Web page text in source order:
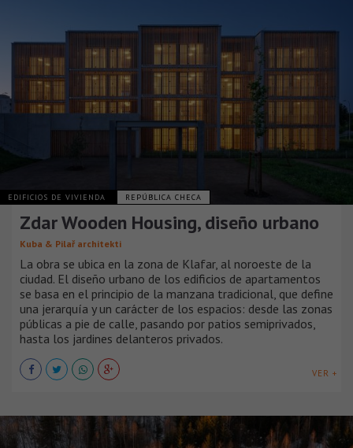
EDIFICIOS DE VIVIENDA REPÚBLICA CHECA
Zdar Wooden Housing, diseño urbano
Kuba & Pilař architekti
La obra se ubica en la zona de Klafar, al noroeste de la
ciudad. El diseño urbano de los edificios de apartamentos
se basa en el principio de la manzana tradicional, que define
una jerarquía y un carácter de los espacios: desde las zonas
públicas a pie de calle, pasando por patios semiprivados,
hasta los jardines delanteros privados.
VER +